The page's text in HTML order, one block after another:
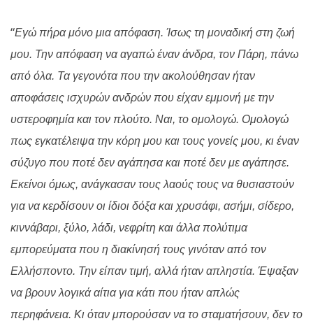
“Εγώ πήρα μόνο μια απόφαση. Ίσως τη μοναδική στη ζωή
μου. Την απόφαση να αγαπώ έναν άνδρα, τον Πάρη, πάνω
από όλα. Τα γεγονότα που την ακολούθησαν ήταν
αποφάσεις ισχυρών ανδρών που είχαν εμμονή με την
υστεροφημία και τον πλούτο. Ναι, το ομολογώ. Ομολογώ
πως εγκατέλειψα την κόρη μου και τους γονείς μου, κι έναν
σύζυγο που ποτέ δεν αγάπησα και ποτέ δεν με αγάπησε.
Εκείνοι όμως, ανάγκασαν τους λαούς τους να θυσιαστούν
για να κερδίσουν οι ίδιοι δόξα και χρυσάφι, ασήμι, σίδερο,
κιννάβαρι, ξύλο, λάδι, νεφρίτη και άλλα πολύτιμα
εμπορεύματα που η διακίνησή τους γινόταν από τον
Ελλήσποντο. Την είπαν τιμή, αλλά ήταν απληστία. Έψαξαν
να βρουν λογικά αίτια για κάτι που ήταν απλώς
περηφάνεια. Κι όταν μπορούσαν να το σταματήσουν, δεν το